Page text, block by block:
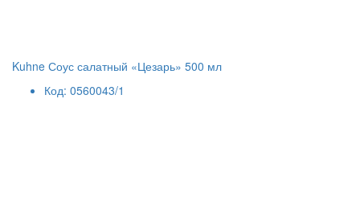
Kuhne Соус салатный «Цезарь» 500 мл
Код: 0560043/1